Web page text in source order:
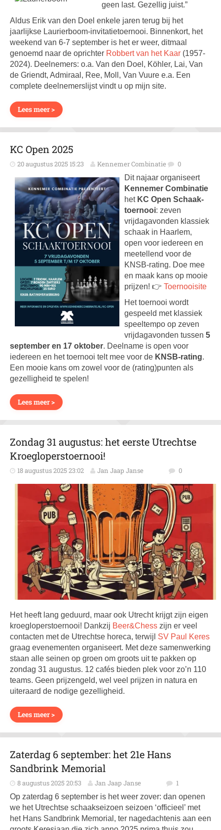
geen last. Gezellig juist.”
Aldus Erik van den Doel enkele jaren terug bij het
jaarlijkse Laurierboom-invitatie­toernooi. Binnenkort, het
weekend van 6-7 september is het er weer, ditmaal
genoemd naar de oprichter Robbert van het Kaar (1957-
2024). Deelnemers: o.a. Van den Doel, Köhler, Lai, Van
de Griendt, Admiraal, Ree, Moll, Van Vuure e.a. Een
complete deelnemerslijst vindt u op mijn site.
Lees meer >
KC Open 2025
20 augustus 2025 15:23 Kennemer Combinatie 0
Dit najaar organiseert
Kennemer Combinatie
het KC Open Schaak­
toernooi: zeven
vrijdagavonden klassiek
schaak in Haarlem,
open voor iedereen en
meetellend voor de
KNSB-rating. Doe mee
en maak kans op mooie
prijzen! 👉 Toernooisite
Het toernooi wordt
gespeeld met klassiek
speeltempo op zeven
vrijdag­avonden tussen 5
september en 17 oktober. Deelname is open voor
iedereen en het toernooi telt mee voor de KNSB-rating.
Een mooie kans om zowel voor de (rating)punten als
gezelligheid te spelen!
Lees meer >
Zondag 31 augustus: het eerste Utrechtse
Kroegloperstoernooi!
18 augustus 2025 23:02 Jan Jaap Janse 0
Het heeft lang geduurd, maar ook Utrecht krijgt zijn eigen
kroegloperstoernooi! Dankzij Beer&Chess zijn er veel
contacten met de Utrechtse horeca, terwijl SV Paul Keres
graag evenementen organiseert. Met deze samenwerking
staan alle seinen op groen om groots uit te pakken op
zondag 31 augustus. 12 cafés bieden plek voor zo’n 110
teams. Geen prijzengeld, wel veel prijzen in natura en
uiteraard de nodige gezelligheid.
Lees meer >
Zaterdag 6 september: het 21e Hans
Sandbrink Memorial
8 augustus 2025 20:53 Jan Jaap Janse 1
Op zaterdag 6 september is het weer zover: dan openen
we het Utrechtse schaakseizoen seizoen ‘officieel’ met
het Hans Sandbrink Memorial, ter nagedachtenis aan een